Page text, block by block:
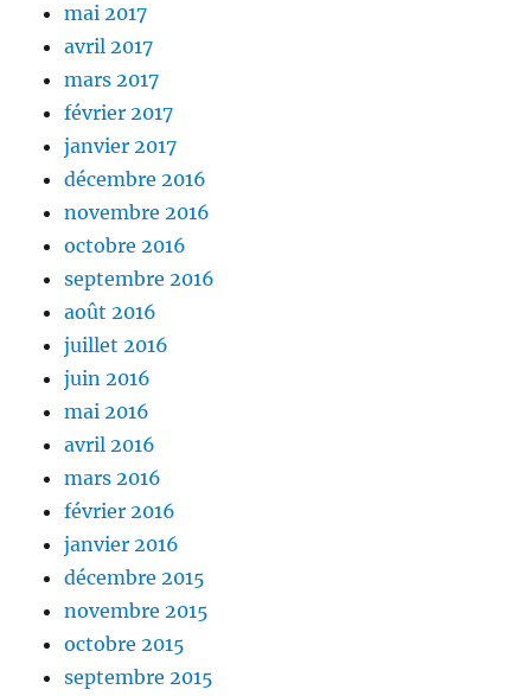
mai 2017
avril 2017
mars 2017
février 2017
janvier 2017
décembre 2016
novembre 2016
octobre 2016
septembre 2016
août 2016
juillet 2016
juin 2016
mai 2016
avril 2016
mars 2016
février 2016
janvier 2016
décembre 2015
novembre 2015
octobre 2015
septembre 2015